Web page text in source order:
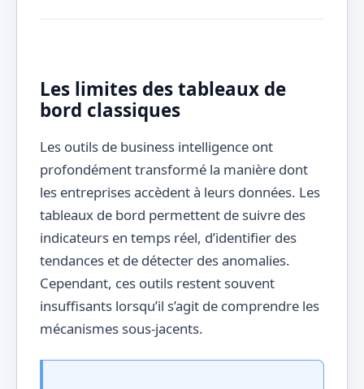
Les limites des tableaux de
bord classiques
Les outils de business intelligence ont
profondément transformé la manière dont
les entreprises accèdent à leurs données. Les
tableaux de bord permettent de suivre des
indicateurs en temps réel, d’identifier des
tendances et de détecter des anomalies.
Cependant, ces outils restent souvent
insuffisants lorsqu’il s’agit de comprendre les
mécanismes sous-jacents.